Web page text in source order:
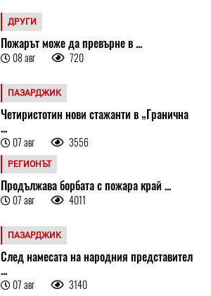
ДРУГИ
Пожарът може да превърне в ...
08 авг 720
ПАЗАРДЖИК
Четиристотин нови стажанти в „Гранична
...
07 авг 3556
РЕГИОНЪТ
Продължава борбата с пожара край ...
07 авг 4011
ПАЗАРДЖИК
След намесата на народния представител
...
07 авг 3140